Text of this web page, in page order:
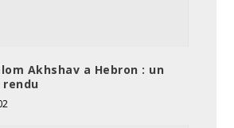
Akhshav a Hebron : un